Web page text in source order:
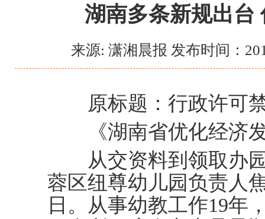
湖南多条新规出台
来源: 潇湘晨报 发布时间：
原标题：行政许可禁
《湖南省优化经济发
从交资料到领取办园
蓉区纽尊幼儿园负责人
日。从事幼教工作19年